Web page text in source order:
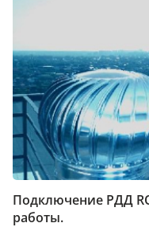
Подключение РДД
работы.